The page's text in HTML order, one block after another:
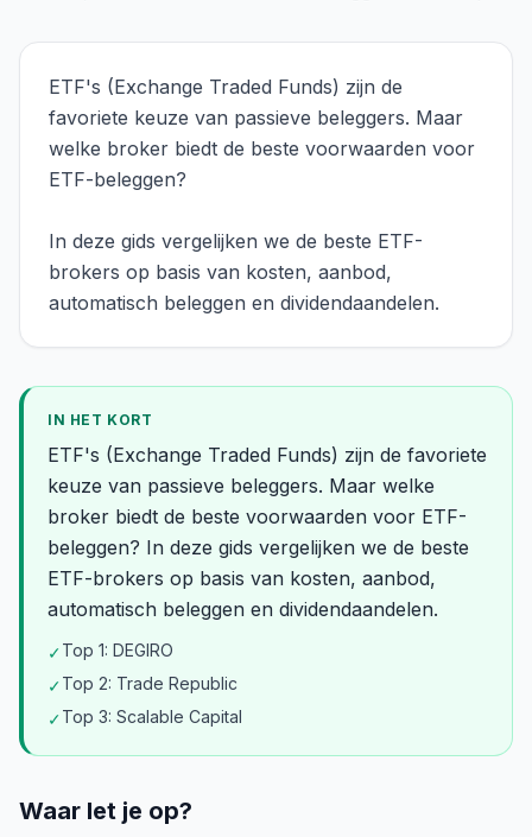
ETF's (Exchange Traded Funds) zijn de
favoriete keuze van passieve beleggers. Maar
welke broker biedt de beste voorwaarden voor
ETF-beleggen?
In deze gids vergelijken we de beste ETF-
brokers op basis van kosten, aanbod,
automatisch beleggen en dividendaandelen.
IN HET KORT
ETF's (Exchange Traded Funds) zijn de favoriete
keuze van passieve beleggers. Maar welke
broker biedt de beste voorwaarden voor ETF-
beleggen? In deze gids vergelijken we de beste
ETF-brokers op basis van kosten, aanbod,
automatisch beleggen en dividendaandelen.
✓Top 1: DEGIRO
✓Top 2: Trade Republic
✓Top 3: Scalable Capital
Waar let je op?